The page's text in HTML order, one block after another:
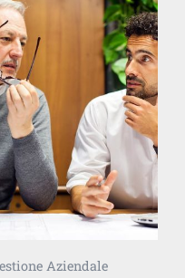
Aziendale